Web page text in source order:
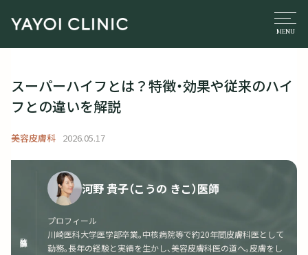
スーパーハイフとは？特徴・効果や従来のハイ
フとの違いを解説
美容皮膚科 2026.05.17
河野 貴子（こうの きこ）医師
プロフィール
川崎医科大学医学部卒業。中核病院等で約20年間皮膚科医として
勤務。長年の経験と実績を生かし、美容皮膚科医の道へ。皮膚をし